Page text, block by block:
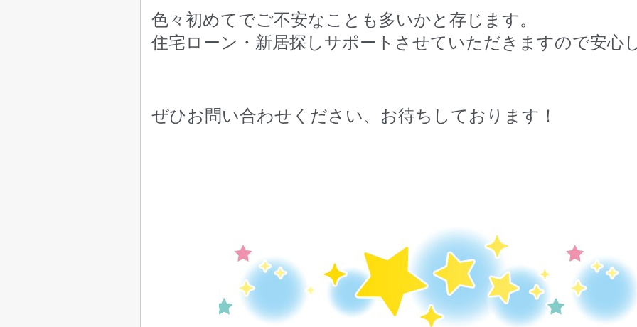
色々初めてでご不安なことも多いかと存じます。
住宅ローン・新居探しサポートさせていただきますので安心
ぜひお問い合わせください、お待ちしております！